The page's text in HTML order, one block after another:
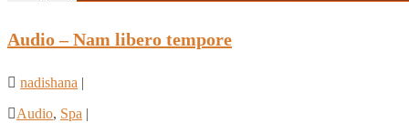
Audio – Nam libero tempore
nadishana |
Audio, Spa |